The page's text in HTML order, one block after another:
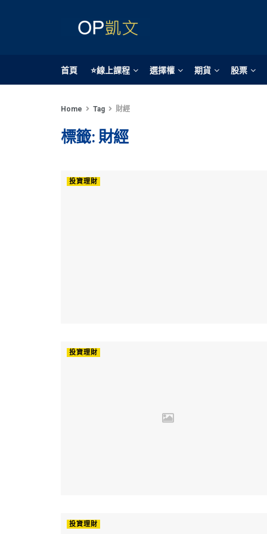
首頁 ⭐線上課程 選擇權 期貨 股票
Home Tag 財經
標籤: 財經
投資理財
投資理財
投資理財